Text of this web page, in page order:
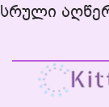
სრული